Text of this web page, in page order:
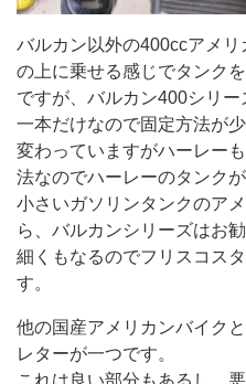
バルカン以外の400ccアメ
の上に乗せる感じでタンクを
ですが、バルカン400シリ
一本だけなので固定方法が
変わっていますがハーレー
法なのでハーレーのタンク
小さいガソリンタンクのア
ら、バルカンシリーズはお勧
細くもなるのでフリスコス
す。
他の国産アメリカンバイク
レターが一つです。
これは良い部分もあるし、